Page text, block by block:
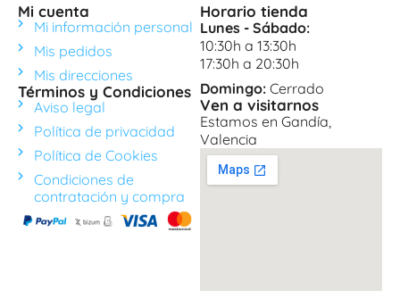
Mi cuenta
Mi información personal
Mis pedidos
Mis direcciones
Términos y Condiciones
Aviso legal
Política de privacidad
Política de Cookies
Condiciones de
contratación y compra
Horario tienda
Lunes - Sábado:
10:30h a 13:30h
17:30h a 20:30h
Domingo: Cerrado
Ven a visitarnos
Estamos en Gandía,
Valencia